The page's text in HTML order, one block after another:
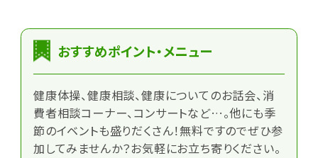
おすすめポイント・メニュー
健康体操、健康相談、健康についてのお話会、消
費者相談コーナー、コンサートなど…。他にも季
節のイベントも盛りだくさん！無料ですのでぜひ参
加してみませんか？お気軽にお立ち寄りください。